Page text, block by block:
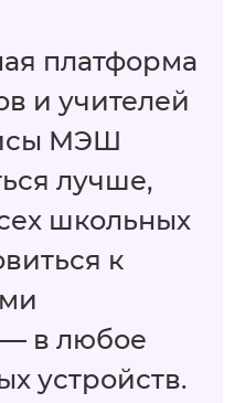
платформа
и учителей
МЭШ
лучше,
школьных
к
— в любое
устройств.